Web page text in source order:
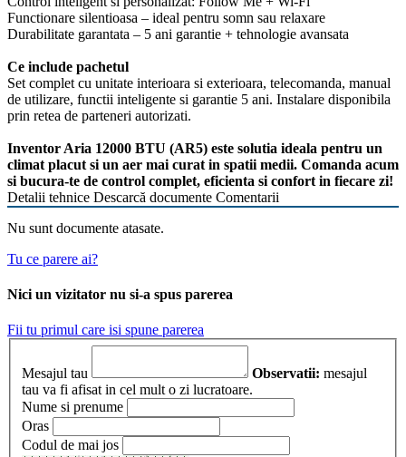
Functionare silentioasa – ideal pentru somn sau relaxare
Durabilitate garantata – 5 ani garantie + tehnologie avansata
Ce include pachetul
Set complet cu unitate interioara si exterioara, telecomanda, manual
de utilizare, functii inteligente si garantie 5 ani. Instalare disponibila
prin retea de parteneri autorizati.
Inventor Aria 12000 BTU (AR5) este solutia ideala pentru un
climat placut si un aer mai curat in spatii medii. Comanda acum
si bucura-te de control complet, eficienta si confort in fiecare zi!
Detalii tehnice Descarcă documente Comentarii
Nu sunt documente atasate.
Tu ce parere ai?
Nici un vizitator nu si-a spus parerea
Fii tu primul care isi spune parerea
Mesajul tau Observatii: mesajul
tau va fi afisat in cel mult o zi lucratoare.
Nume si prenume
Oras
Codul de mai jos